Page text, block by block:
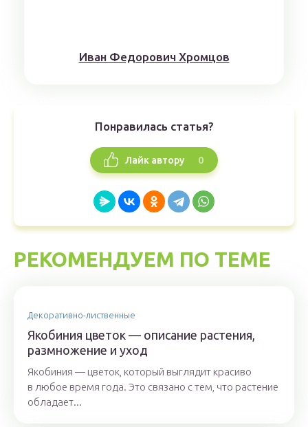
Иван Федорович Хромцов
Понравилась статья?
Лайк автору 0
РЕКОМЕНДУЕМ ПО ТЕМЕ
Декоративно-лиственные
Якобиния цветок — описание растения,
размножение и уход
Якобиния — цветок, который выглядит красиво
в любое время года. Это связано с тем, что растение
обладает...